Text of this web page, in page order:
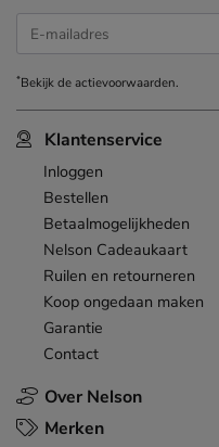
Over Nelson
Klantenservice
Inloggen
Bestellen
Betaalmogelijkheden
Nelson Cadeaukaart
Ruilen en retourneren
Koop ongedaan maken
Garantie
Contact
Merken
E-mailadres
*Bekijk deactievoorwaarden.